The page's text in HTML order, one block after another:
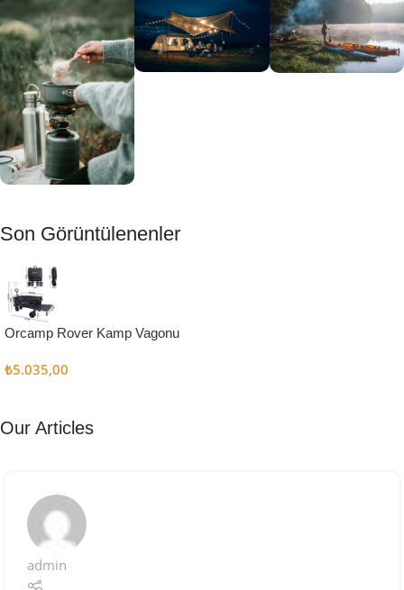
Muftağı
Kampçı
Şefler İçin
Keşfet
Son Görüntülenenler
Orcamp Rover Kamp Vagonu
₺5.035,00
Our Articles
admin